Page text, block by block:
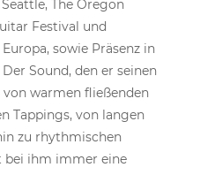
The Oregon
Festival und
sowie Präsenz in
Sound, den er seinen
warmen fließenden
Tappings, von langen
zu rhythmischen
bei ihm immer eine